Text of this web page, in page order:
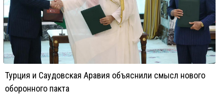
Турция и Саудовская Аравия объяснили смысл нового
оборонного пакта